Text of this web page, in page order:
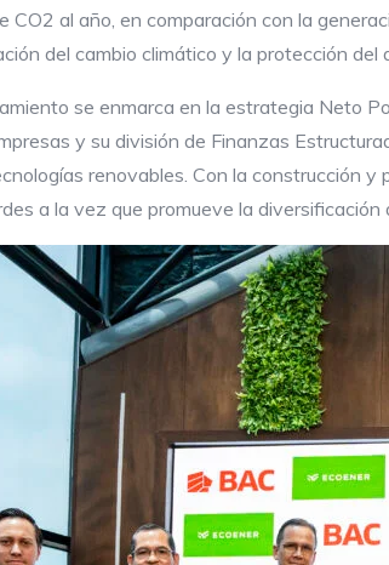
CO2 al año, en comparación con la
del cambio climático y la protección del
se enmarca en la estrategia Neto
y su división de Finanzas
renovables. Con la construcción
a la vez que promueve la